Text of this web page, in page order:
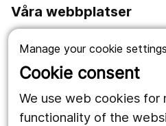
Manage your cookie settings
Cookie consent
We use web cookies for
functionality of the
Våra webbplatser
Länstrafiken
Region Örebro län